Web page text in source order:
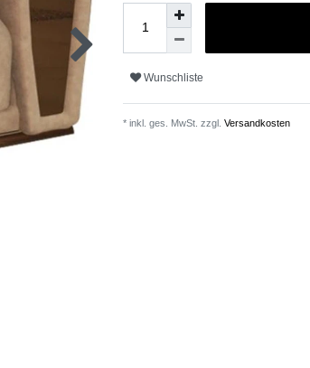
Wunschliste
* inkl. ges. MwSt. zzgl. Versandkosten